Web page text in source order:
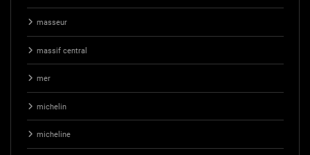
masseur
massif central
mer
michelin
micheline